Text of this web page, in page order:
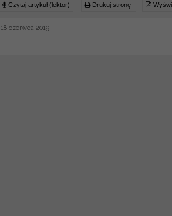
Czytaj artykuł (lektor) Drukuj stronę
18 czerwca 2019